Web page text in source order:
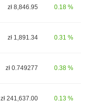
zł 8,846.95 0.18 %
zł 1,891.34 0.31 %
zł 0.749277 0.38 %
zł 241,637.00 0.13 %